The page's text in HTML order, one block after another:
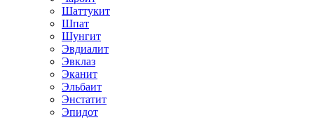
Шаттукит
Шпат
Шунгит
Эвдиалит
Эвклаз
Эканит
Эльбаит
Энстатит
Эпидот